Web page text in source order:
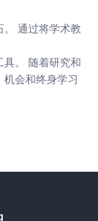
。 通过将学术教
具。 随着研究和
会和终身学习